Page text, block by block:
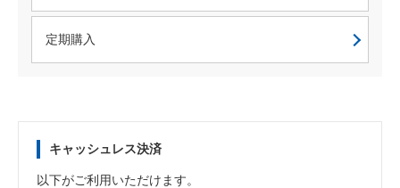
定期購入
キャッシュレス決済
以下がご利用いただけます。